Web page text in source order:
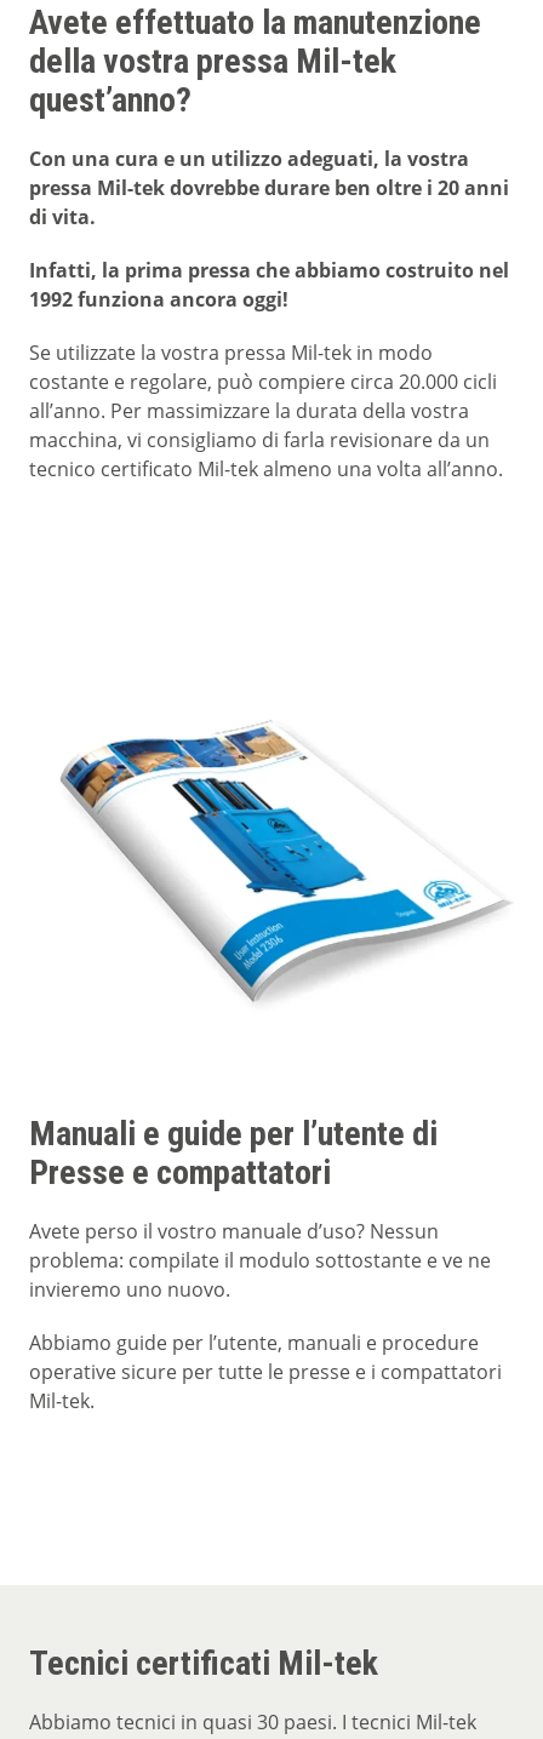
Avete effettuato la manutenzione
della vostra pressa Mil-tek
quest’anno?
Con una cura e un utilizzo adeguati, la vostra
pressa Mil-tek dovrebbe durare ben oltre i 20 anni
di vita.
Infatti, la prima pressa che abbiamo costruito nel
1992 funziona ancora oggi!
Se utilizzate la vostra pressa Mil-tek in modo
costante e regolare, può compiere circa 20.000 cicli
all’anno. Per massimizzare la durata della vostra
macchina, vi consigliamo di farla revisionare da un
tecnico certificato Mil-tek almeno una volta all’anno.
Manuali e guide per l’utente di
Presse e compattatori
Avete perso il vostro manuale d’uso? Nessun
problema: compilate il modulo sottostante e ve ne
invieremo uno nuovo.
Abbiamo guide per l’utente, manuali e procedure
operative sicure per tutte le presse e i compattatori
Mil-tek.
Tecnici certificati Mil-tek
Abbiamo tecnici in quasi 30 paesi. I tecnici Mil-tek